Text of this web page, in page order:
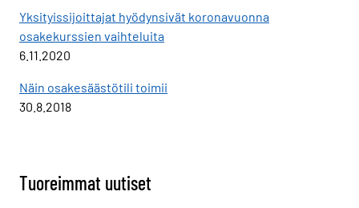
Yksityissijoittajat hyödynsivät koronavuonna
osakekurssien vaihteluita
6.11.2020
Näin osakesäästötili toimii
30.8.2018
Tuoreimmat uutiset